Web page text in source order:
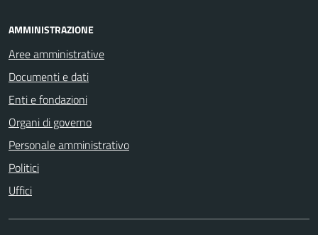
AMMINISTRAZIONE
Aree amministrative
Documenti e dati
Enti e fondazioni
Organi di governo
Personale amministrativo
Politici
Uffici